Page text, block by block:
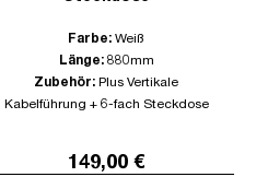
Farbe: Weiß
Länge: 880mm
Zubehör: Plus Vertikale
Kabelführung + 6-fach Steckdose
149,00 €